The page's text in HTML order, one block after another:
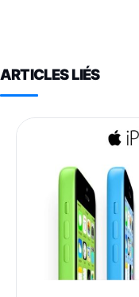
ARTICLES LIÉS